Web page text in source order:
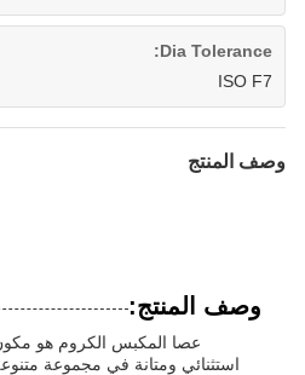
Dia Tolerance:
ISO F7
وصف المنتج
وصف المنتج:
عصا المكبس الكروم هو
استثنائي ومتانة في مجموعة